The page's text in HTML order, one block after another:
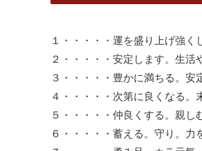
１・・・・・運を盛り上げ強く
２・・・・・安定します。生活
３・・・・・豊かに満ちる。安
４・・・・・次第に良くなる。
５・・・・・仲良くする。親し
６・・・・・蓄える。守り。力